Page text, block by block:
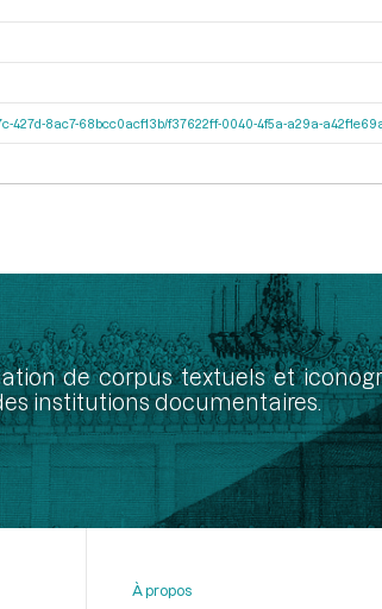
427d-8ac7-68bcc0acf13b/f37622ff-0040-4f5a-a29a-
de corpus textuels et
institutions documentaires.
À propos